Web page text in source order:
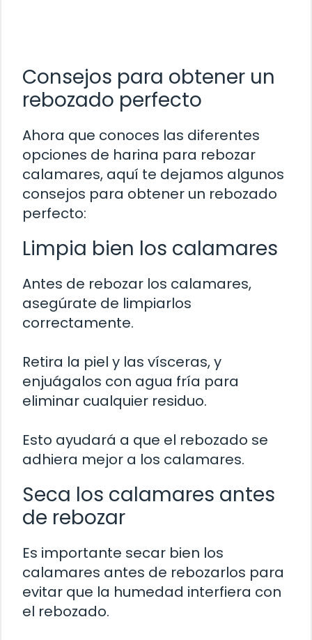
Consejos para obtener un
rebozado perfecto
Ahora que conoces las diferentes
opciones de harina para rebozar
calamares, aquí te dejamos algunos
consejos para obtener un rebozado
perfecto:
Limpia bien los calamares
Antes de rebozar los calamares,
asegúrate de limpiarlos
correctamente.
Retira la piel y las vísceras, y
enjuágalos con agua fría para
eliminar cualquier residuo.
Esto ayudará a que el rebozado se
adhiera mejor a los calamares.
Seca los calamares antes
de rebozar
Es importante secar bien los
calamares antes de rebozarlos para
evitar que la humedad interfiera con
el rebozado.